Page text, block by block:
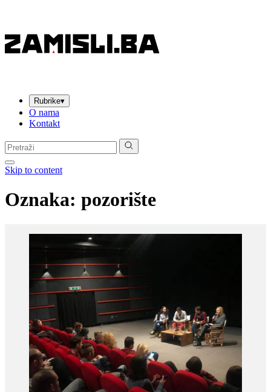
Rubrike▾
O nama
Kontakt
Pretraga:
Skip to content
Oznaka: pozorište